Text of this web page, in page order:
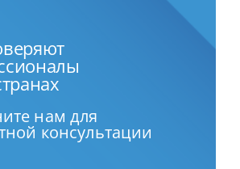
нам для
консультации